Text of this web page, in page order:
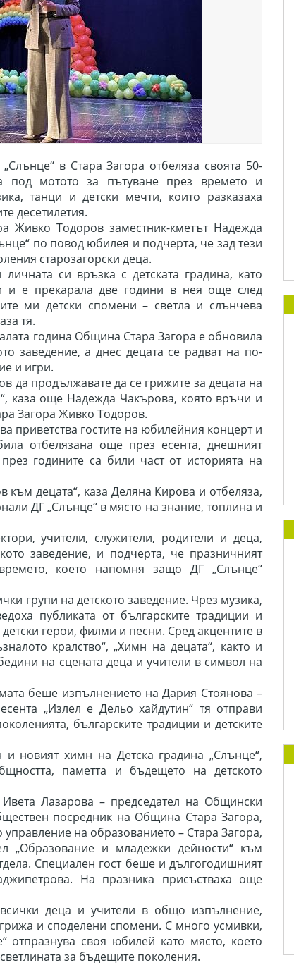
в Стара Загора отбеляза своята 50-
под мотото за пътуване през времето и
танци и детски мечти, които разказаха
десетилетия.
Тодоров заместник-кметът Надежда
по повод юбилея и подчерта, че зад тези
старозагорски деца.
си връзка с детската градина, като
и е прекарала две години в нея още след
ми детски спомени – светла и слънчева
тя.
година Община Стара Загора е обновила
заведение, а днес децата се радват на по-
и игри.
да продължавате да се грижите за децата на
каза още Надежда Чакърова, която връчи и
Загора Живко Тодоров.
приветства гостите на юбилейния концерт и
отбелязана още през есента, днешният
годините са били част от историята на
към децата“, каза Деляна Кирова и отбеляза,
ДГ „Слънце“ в място на знание, топлина и
учители, служители, родители и деца,
заведение, и подчерта, че празничният
което напомня защо ДГ „Слънце“
групи на детското заведение. Чрез музика,
публиката от българските традиции и
герои, филми и песни. Сред акцентите в
кралство“, „Химн на децата“, както и
на сцената деца и учители в символ на
беше изпълнението на Дария Стоянова –
„Излел е Дельо хайдутин“ тя отправи
българските традиции и детските
новият химн на Детска градина „Слънце“,
паметта и бъдещето на детското
Лазарова – председател на Общински
посредник на Община Стара Загора,
на образованието – Стара Загора,
„Образование и младежки дейности“ към
Специален гост беше и дългогодишният
На празника присъстваха още
деца и учители в общо изпълнение,
и споделени спомени. С много усмивки,
своя юбилей като място, което
за бъдещите поколения.